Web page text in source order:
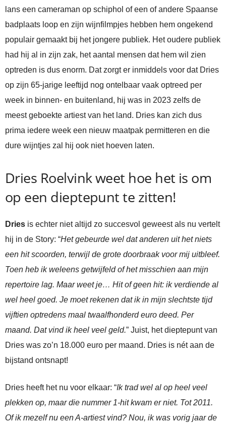
lans een cameraman op schiphol of een of andere Spaanse
badplaats loop en zijn wijnfilmpjes hebben hem ongekend
populair gemaakt bij het jongere publiek. Het oudere publiek
had hij al in zijn zak, het aantal mensen dat hem wil zien
optreden is dus enorm. Dat zorgt er inmiddels voor dat Dries
op zijn 65-jarige leeftijd nog ontelbaar vaak optreed per
week in binnen- en buitenland, hij was in 2023 zelfs de
meest geboekte artiest van het land. Dries kan zich dus
prima iedere week een nieuw maatpak permitteren en die
dure wijntjes zal hij ook niet hoeven laten.
Dries Roelvink weet hoe het is om
op een dieptepunt te zitten!
Dries is echter niet altijd zo succesvol geweest als nu vertelt
hij in de Story: “Het gebeurde wel dat anderen uit het niets
een hit scoorden, terwijl de grote doorbraak voor mij uitbleef.
Toen heb ik weleens getwijfeld of het misschien aan mijn
repertoire lag. Maar weet je… Hit of geen hit: ik verdiende al
wel heel goed. Je moet rekenen dat ik in mijn slechtste tijd
vijftien optredens maal twaalfhonderd euro deed. Per
maand. Dat vind ik heel veel geld.” Juist, het dieptepunt van
Dries was zo’n 18.000 euro per maand. Dries is nét aan de
bijstand ontsnapt!
Dries heeft het nu voor elkaar: “Ik trad wel al op heel veel
plekken op, maar die nummer 1-hit kwam er niet. Tot 2011.
Of ik mezelf nu een A-artiest vind? Nou, ik was vorig jaar de